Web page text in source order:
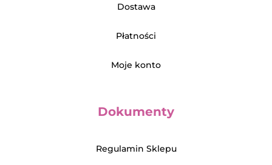
Dostawa
Płatności
Moje konto
Dokumenty
Regulamin Sklepu